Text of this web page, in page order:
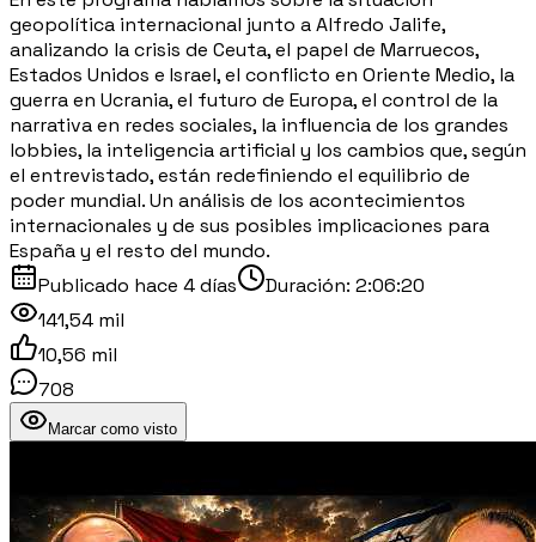
geopolítica internacional junto a Alfredo Jalife,
analizando la crisis de Ceuta, el papel de Marruecos,
Estados Unidos e Israel, el conflicto en Oriente Medio, la
guerra en Ucrania, el futuro de Europa, el control de la
narrativa en redes sociales, la influencia de los grandes
lobbies, la inteligencia artificial y los cambios que, según
el entrevistado, están redefiniendo el equilibrio de
poder mundial. Un análisis de los acontecimientos
internacionales y de sus posibles implicaciones para
España y el resto del mundo.
Publicado hace 4 días Duración: 2:06:20
141,54 mil
10,56 mil
708
Marcar como visto